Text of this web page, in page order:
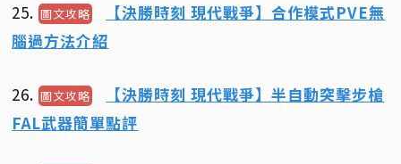
25.圖文攻略
【決勝時刻 現代戰爭】合作模式PVE無
腦過方法介紹
26.圖文攻略
【決勝時刻 現代戰爭】半自動突擊步槍
FAL武器簡單點評